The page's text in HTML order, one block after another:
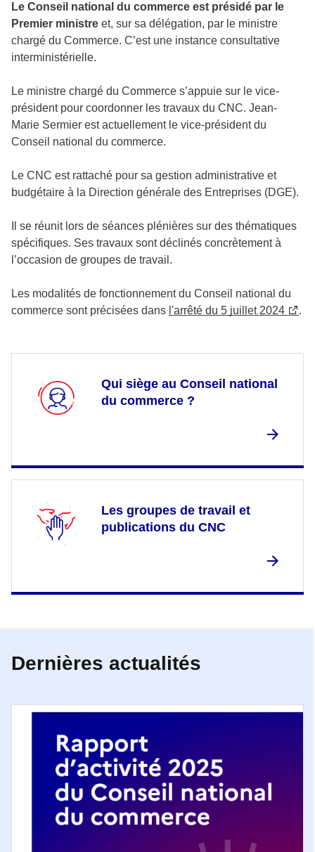
Le Conseil national du commerce est présidé par le
Premier ministre et, sur sa délégation, par le ministre
chargé du Commerce. C’est une instance consultative
interministérielle.
Le ministre chargé du Commerce s’appuie sur le vice-
président pour coordonner les travaux du CNC. Jean-
Marie Sermier est actuellement le vice-président du
Conseil national du commerce.
Le CNC est rattaché pour sa gestion administrative et
budgétaire à la Direction générale des Entreprises (DGE).
Il se réunit lors de séances plénières sur des thématiques
spécifiques. Ses travaux sont déclinés concrètement à
l’occasion de groupes de travail.
Les modalités de fonctionnement du Conseil national du
commerce sont précisées dans l'arrêté du 5 juillet 2024 .
Qui siège au Conseil national
du commerce ?
Les groupes de travail et
publications du CNC
Dernières actualités